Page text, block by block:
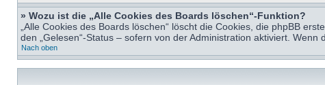
» Wozu ist die „Alle Cookies des Boards löschen“-Funktion?
„Alle Cookies des Boards löschen“ löscht die Cookies, die phpBB
den „Gelesen“-Status – sofern von der Administration aktiviert.
Nach oben